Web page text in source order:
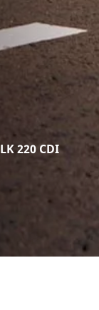
220 CDI